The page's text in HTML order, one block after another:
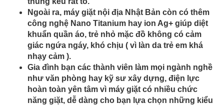
Ngoài ra, máy giặt nội địa Nhật Bản còn có thêm
công nghệ Nano Titanium hay ion Ag+ giúp diệt
khuẩn quần áo, trẻ nhỏ mặc đồ không có cảm
giác ngứa ngáy, khó chịu ( vì làn da trẻ em khá
nhạy cảm ).
Gia đình bạn các thành viên làm mọi ngành nghề
như văn phòng hay kỹ sư xây dựng, điện lực
hoàn toàn yên tâm vì máy giặt có nhiều chức
năng giặt, dễ dàng cho bạn lựa chọn những kiểu